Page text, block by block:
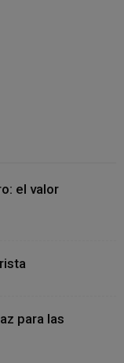
el valor
para las